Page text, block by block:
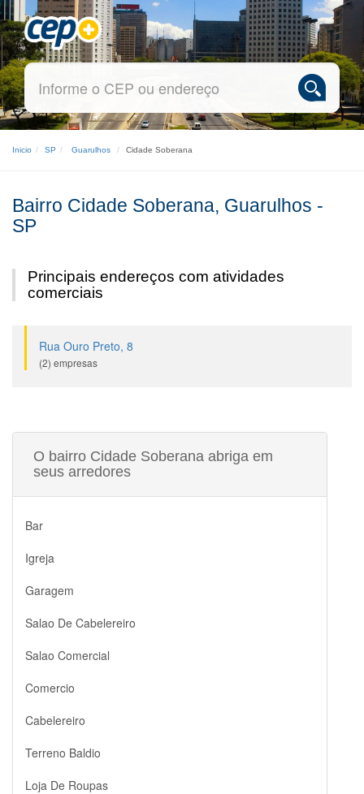
Inicio SP Guarulhos Cidade Soberana
Bairro Cidade Soberana, Guarulhos -
SP
Principais endereços com atividades
comerciais
Rua Ouro Preto, 8
(2) empresas
O bairro Cidade Soberana abriga em
seus arredores
Bar
Igreja
Garagem
Salao De Cabelereiro
Salao Comercial
Comercio
Cabelereiro
Terreno Baldio
Loja De Roupas